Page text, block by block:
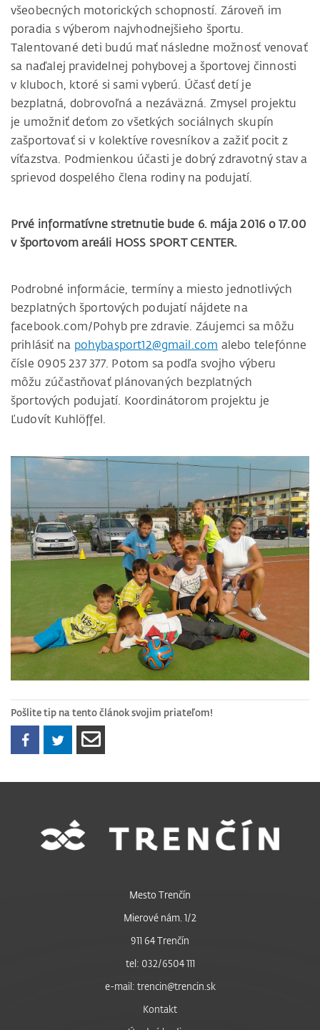
všeobecných motorických schopností. Zároveň im
poradia s výberom najvhodnejšieho športu.
Talentované deti budú mať následne možnosť venovať
sa naďalej pravidelnej pohybovej a športovej činnosti
v kluboch, ktoré si sami vyberú. Účasť detí je
bezplatná, dobrovoľná a nezáväzná. Zmysel projektu
je umožniť deťom zo všetkých sociálnych skupín
zašportovať si v kolektíve rovesníkov a zažiť pocit z
víťazstva. Podmienkou účasti je dobrý zdravotný stav a
sprievod dospelého člena rodiny na podujatí.
Prvé informatívne stretnutie bude 6. mája 2016 o 17.00
v športovom areáli HOSS SPORT CENTER.
Podrobné informácie, termíny a miesto jednotlivých
bezplatných športových podujatí nájdete na
facebook.com/Pohyb pre zdravie. Záujemci sa môžu
prihlásiť na pohybasport12@gmail.com alebo telefónne
čísle 0905 237 377. Potom sa podľa svojho výberu
môžu zúčastňovať plánovaných bezplatných
športových podujatí. Koordinátorom projektu je
Ľudovít Kuhlöffel.
Pošlite tip na tento článok svojim priateľom!
Mesto Trenčín
Mierové nám. 1/2
911 64 Trenčín
tel: 032/6504 111
e-mail: trencin@trencin.sk
Kontakt